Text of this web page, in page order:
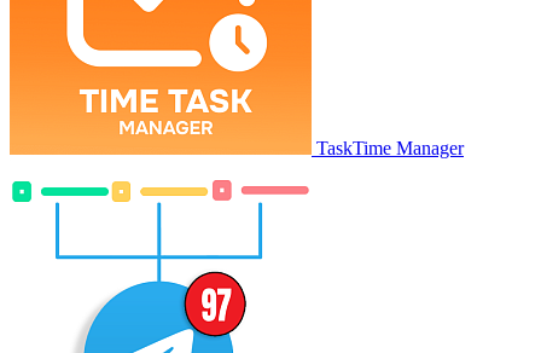
TaskTime Manager